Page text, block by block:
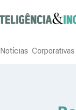
Notícias Corporativas